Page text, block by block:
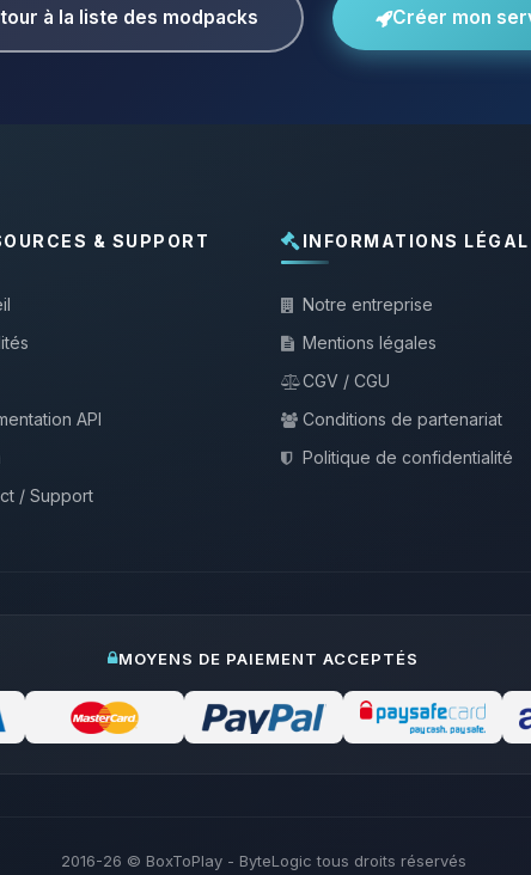
à la liste des modpacks Créer mon
& SUPPORT
API
/ Support
INFORMATIONS
Notre entreprise
Mentions légales
CGV / CGU
Conditions de partenariat
Politique de confidentialité
MOYENS DE PAIEMENT ACCEPTÉS
2016-26 © BoxToPlay - ByteLogic tous droits réservés